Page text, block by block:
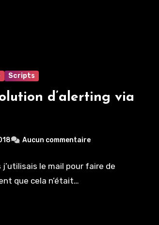
Scripts
d’alerting via
Aucun commentaire
le mail pour faire de
que cela n’était…